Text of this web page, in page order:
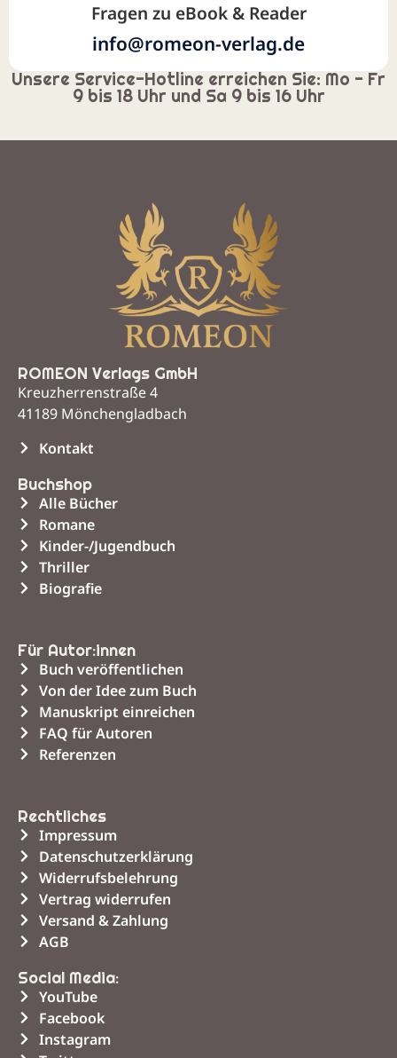
Fragen zu eBook & Reader
info@romeon-verlag.de
Unsere Service-Hotline erreichen Sie: Mo - Fr
9 bis 18 Uhr und Sa 9 bis 16 Uhr
ROMEON Verlags GmbH
Kreuzherrenstraße 4
41189 Mönchengladbach
Kontakt
Buchshop
Alle Bücher
Romane
Kinder-/Jugendbuch
Thriller
Biografie
Für Autor:innen
Buch veröffentlichen
Von der Idee zum Buch
Manuskript einreichen
FAQ für Autoren
Referenzen
Rechtliches
Impressum
Datenschutzerklärung
Widerrufsbelehrung
Vertrag widerrufen
Versand & Zahlung
AGB
Social Media:
YouTube
Facebook
Instagram